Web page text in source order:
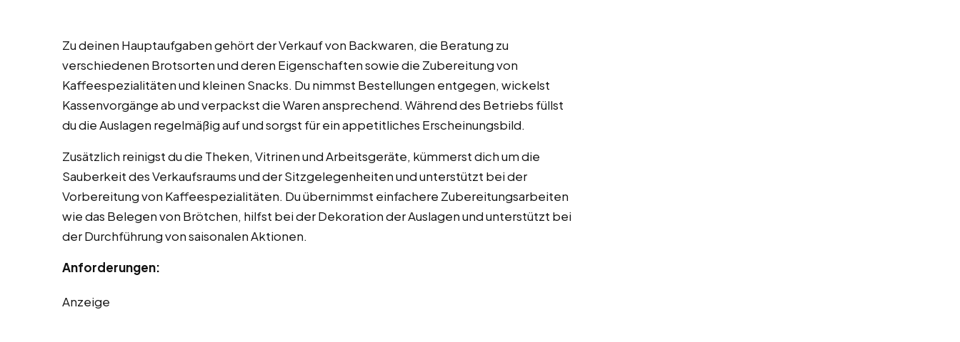
Zu deinen Hauptaufgaben gehört der Verkauf von Backwaren, die Beratung zu
verschiedenen Brotsorten und deren Eigenschaften sowie die Zubereitung von
Kaffeespezialitäten und kleinen Snacks. Du nimmst Bestellungen entgegen, wickelst
Kassenvorgänge ab und verpackst die Waren ansprechend. Während des Betriebs füllst
du die Auslagen regelmäßig auf und sorgst für ein appetitliches Erscheinungsbild.
Zusätzlich reinigst du die Theken, Vitrinen und Arbeitsgeräte, kümmerst dich um die
Sauberkeit des Verkaufsraums und der Sitzgelegenheiten und unterstützt bei der
Vorbereitung von Kaffeespezialitäten. Du übernimmst einfachere Zubereitungsarbeiten
wie das Belegen von Brötchen, hilfst bei der Dekoration der Auslagen und unterstützt bei
der Durchführung von saisonalen Aktionen.
Anforderungen:
Anzeige